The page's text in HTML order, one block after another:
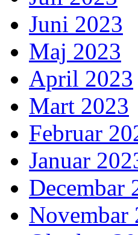
Juni 2023
Maj 2023
April 2023
Mart 2023
Februar
Januar
Decembar
Novembar